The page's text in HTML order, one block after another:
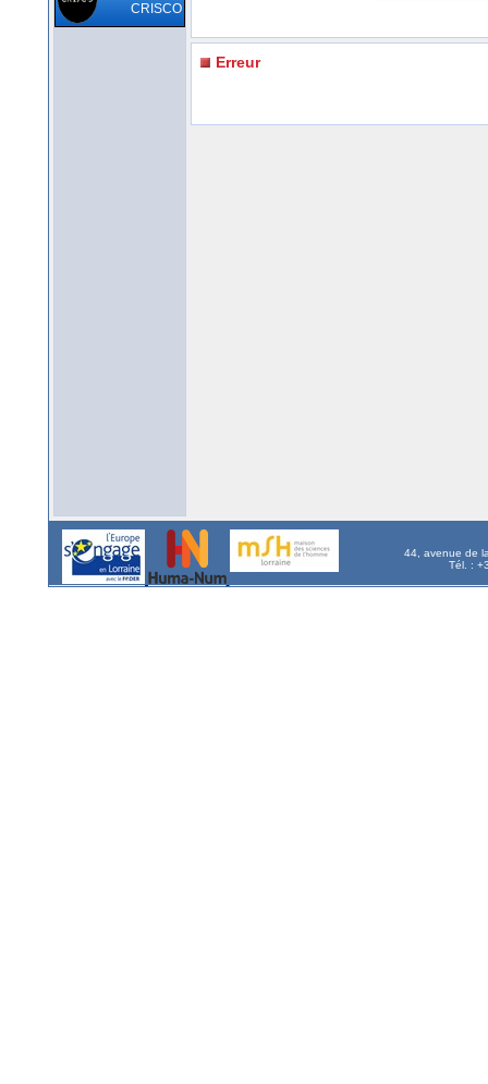
CRISCO
Erreur
44, avenue de
Tél. :